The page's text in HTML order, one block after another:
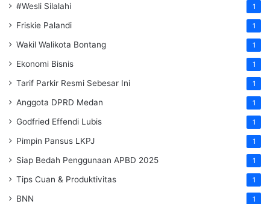
#Wesli Silalahi 1
Friskie Palandi 1
Wakil Walikota Bontang 1
Ekonomi Bisnis 1
Tarif Parkir Resmi Sebesar Ini 1
Anggota DPRD Medan 1
Godfried Effendi Lubis 1
Pimpin Pansus LKPJ 1
Siap Bedah Penggunaan APBD 2025 1
Tips Cuan & Produktivitas 1
BNN 1